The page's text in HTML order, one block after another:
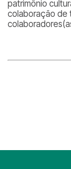
patrimônio
colaboração de